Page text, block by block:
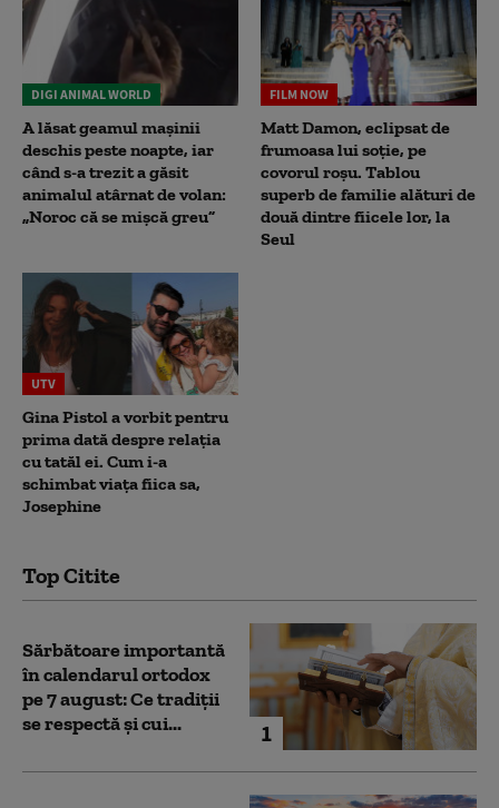
DIGI ANIMAL WORLD
A lăsat geamul mașinii
deschis peste noapte, iar
când s-a trezit a găsit
animalul atârnat de volan:
„Noroc că se mișcă greu”
FILM NOW
Matt Damon, eclipsat de
frumoasa lui soție, pe
covorul roșu. Tablou
superb de familie alături de
două dintre fiicele lor, la
Seul
UTV
Gina Pistol a vorbit pentru
prima dată despre relația
cu tatăl ei. Cum i-a
schimbat viața fiica sa,
Josephine
Top Citite
1
Sărbătoare importantă
în calendarul ortodox
pe 7 august: Ce tradiții
se respectă și cui...